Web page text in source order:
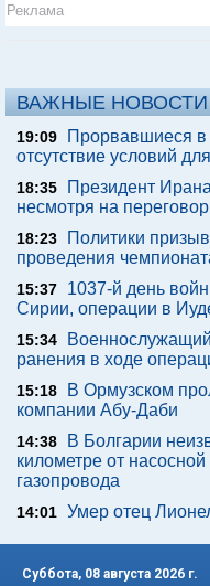
Реклама
ВАЖНЫЕ НОВОСТИ
19:09
Прорвавшиеся в
отсутствие условий
18:35
Президент
несмотря на
18:23
Политики
проведения
15:37
1037-й день
Сирии, операции в
15:34
ранения в ходе
15:18
В Ормузском
компании Абу-Даби
14:38
В Болгарии
километре от
газопровода
14:01 Умер отец
Суббота, 08 августа 2026 г.